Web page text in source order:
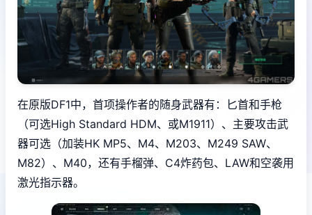
在原版DF1中，首项操作者的随身武器有：匕首和手枪
（可选High Standard HDM、或M1911）、主要攻击武
器可选（加装HK MP5、M4、M203、M249 SAW、
M82）、M40，还有手榴弹、C4炸药包、LAW和空袭用
激光指示器。